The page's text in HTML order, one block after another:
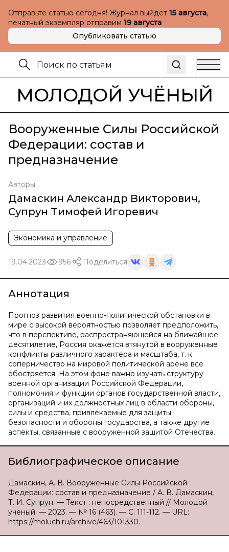
Отправьте статью сегодня! Журнал выйдет 15 августа,
печатный экземпляр отправим 19 августа
Опубликовать статью
МОЛОДОЙ УЧЁНЫЙ
Вооруженные Силы Российской
Федерации: состав и
предназначение
Авторы
Дамаскин Александр Викторович,
Супрун Тимофей Игоревич
Экономика и управление
19.04.2023 956 Поделиться
Аннотация
Прогноз развития военно-политической обстановки в
мире с высокой вероятностью позволяет предположить,
что в перспективе, распространяющейся на ближайшее
десятилетие, Россия окажется втянутой в вооруженные
конфликты различного характера и масштаба, т. к.
соперничество на мировой политической арене все
обостряется. На этом фоне важно изучать структуру
военной организации Российской Федерации,
полномочия и функции органов государственной власти,
организаций и их должностных лиц в области обороны,
силы и средства, привлекаемые для защиты
безопасности и обороны государства, а также другие
аспекты, связанные с вооруженной защитой Отечества.
Библиографическое описание
Дамаскин, А. В. Вооруженные Силы Российской
Федерации: состав и предназначение / А. В. Дамаскин,
Т. И. Супрун. — Текст : непосредственный // Молодой
ученый. — 2023. — № 16 (463). — С. 111-112. — URL:
https://moluch.ru/archive/463/101330.